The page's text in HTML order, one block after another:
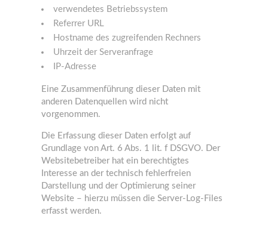
verwendetes Betriebssystem
Referrer URL
Hostname des zugreifenden Rechners
Uhrzeit der Serveranfrage
IP-Adresse
Eine Zusammenführung dieser Daten mit
anderen Datenquellen wird nicht
vorgenommen.
Die Erfassung dieser Daten erfolgt auf
Grundlage von Art. 6 Abs. 1 lit. f DSGVO. Der
Websitebetreiber hat ein berechtigtes
Interesse an der technisch fehlerfreien
Darstellung und der Optimierung seiner
Website – hierzu müssen die Server-Log-Files
erfasst werden.